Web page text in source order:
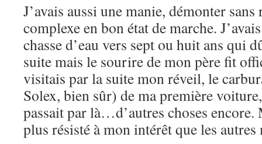
J’avais aussi une manie, démonter
complexe en bon état de marche.
chasse d’eau vers sept ou huit ans qui
suite mais le sourire de mon père fit
visitais par la suite mon réveil, le
Solex, bien sûr) de ma première
passait par là…d’autres choses encore.
plus résisté à mon intérêt que les autres